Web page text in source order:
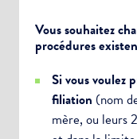
Vous souhaitez
procédures
Si vous voulez
filiation (nom
mère, ou leurs